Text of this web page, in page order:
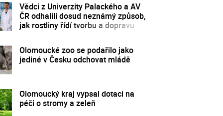
Vědci z Univerzity Palackého a AV
ČR odhalili dosud neznámý způsob,
jak rostliny řídí tvorbu a dopravu
Olomoucké zoo se podařilo jako
jediné v Česku odchovat mládě
Olomoucký kraj vypsal dotaci na
péči o stromy a zeleň